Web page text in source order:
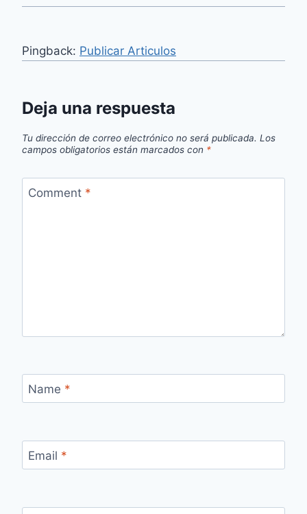
Pingback: Publicar Articulos
Deja una respuesta
Tu dirección de correo electrónico no será publicada. Los
campos obligatorios están marcados con *
Comment *
Name *
Email *